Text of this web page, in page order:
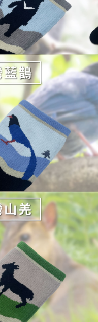
iPASS MONEY.
ini disediakan oleh Taiwan Mobile
pelanggan membeli
ini pada masa transaksi.
ansuran akan dipindahkan
pelanggan hendaklah membuat
sistem bil Syarikat.
hubungan kontrak yang
OP Pay Later, peniaga akan
nama, nombor telefon, atau
pemprosesan dan
pengebilan ansuran,
dan pembetulan.
perkhidmatan penuh, sila rujuk
userRule " target="_blank"
userRule
Pembayaran Ansuran
ini disediakan oleh Taiwan
segera menggunakan tanpa
nombor langganan peribadi, tidak
pembayaran "Pembayaran
akan secara automatik
selepas pengesahan nombor
diingini, tarikh akhir pembayaran,
pembayaran, transaksi akan
sebenar, bilangan ansuran
halaman pengesahan
30 minit selepas pesanan
Pembayaran
diperakui untuk pengguna kali
diperakui sebenar yang
dan semakan oleh AFTEE.
minimum mestilah lebih
ini hanya tersedia untuk ahli
Perkhidmatan
AFTEE Beli Sekarang Bayar
AFTEE akan membuat bil
data peribadi yang
nama penerima, no.
perkhidmatan. Sila rujuk kepada
Pemprosesan, Penggunaan"
privacypolicy/
) untuk maklumat
untuk pengguna kali
sehingga NT$10,000. Jika
dalam tempoh tersebut, yuran
akan dikenakan. Pengguna
kebenaran daripada ibu bapa
AFTEE.
Taiwan Inc. di
kebimbangan mengenai
pada data peribadi. Jika anda
disenaraikan seperti di atas akan
sila jangan gunakan perkhidmatan
lebih